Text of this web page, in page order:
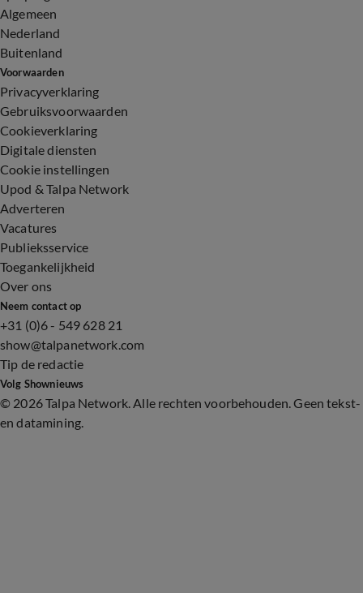
Algemeen
Nederland
Buitenland
Voorwaarden
Privacyverklaring
Gebruiksvoorwaarden
Cookieverklaring
Digitale diensten
Cookie instellingen
Upod & Talpa Network
Adverteren
Vacatures
Publieksservice
Toegankelijkheid
Over ons
Neem contact op
+31 (0)6 - 549 628 21
show@talpanetwork.com
Tip de redactie
Volg Shownieuws
© 2026 Talpa Network. Alle rechten voorbehouden. Geen tekst-
en datamining.